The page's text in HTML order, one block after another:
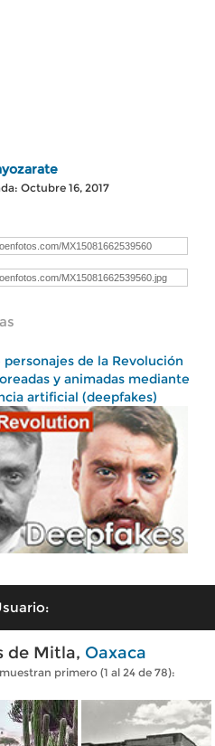
Octubre 16, 2017
de la Revolución
y animadas mediante
artificial (deepfakes)
de Mitla, Oaxaca
primero (1 al 24 de 78):